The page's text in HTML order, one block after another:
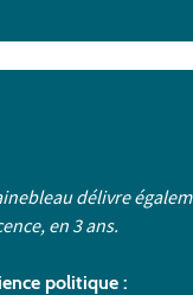
délivre
en 3 ans.
politique :